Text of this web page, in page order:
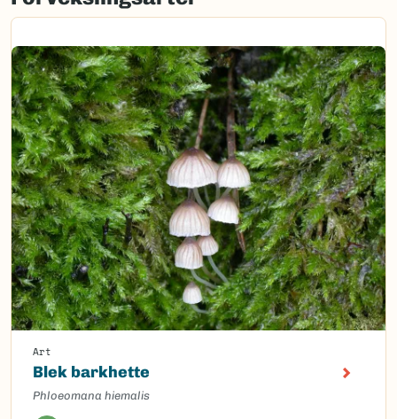
Art
Blek barkhette
Phloeomana hiemalis